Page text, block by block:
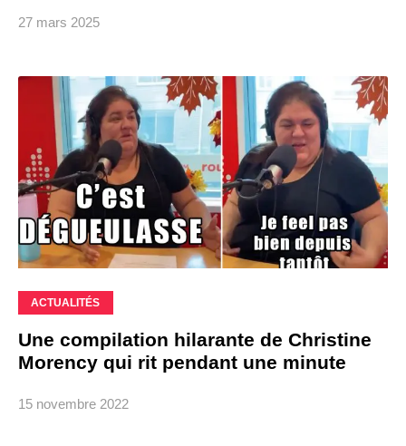
27 mars 2025
ACTUALITÉS
Une compilation hilarante de Christine
Morency qui rit pendant une minute
15 novembre 2022